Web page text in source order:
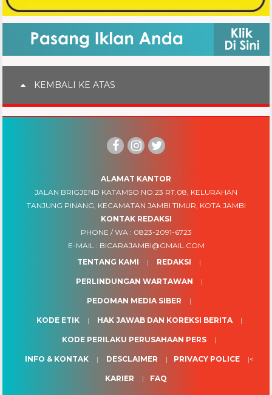
KEMBALI KE ATAS
ALAMAT KANTOR
JALAN BRIGJEND KATAMSO NO.23 RT.08, KELURAHAN
TANJUNG PINANG, KECAMATAN JAMBI TIMUR, KOTA JAMBI
KONTAK REDAKSI
PHONE / WA : 0823-2091-6723
E-MAIL : BICARAJAMBI@GMAIL.COM
TENTANG KAMI
REDAKSI
PERLINDUNGAN WARTAWAN
PEDOMAN MEDIA SIBER
KODE ETIK HAK JAWAB DAN KOREKSI BERITA
KODE PERILAKU PERUSAHAAN PERS
INFO & KONTAK DESCLAIMER PRIVACY POLICE <
KARIER FAQ